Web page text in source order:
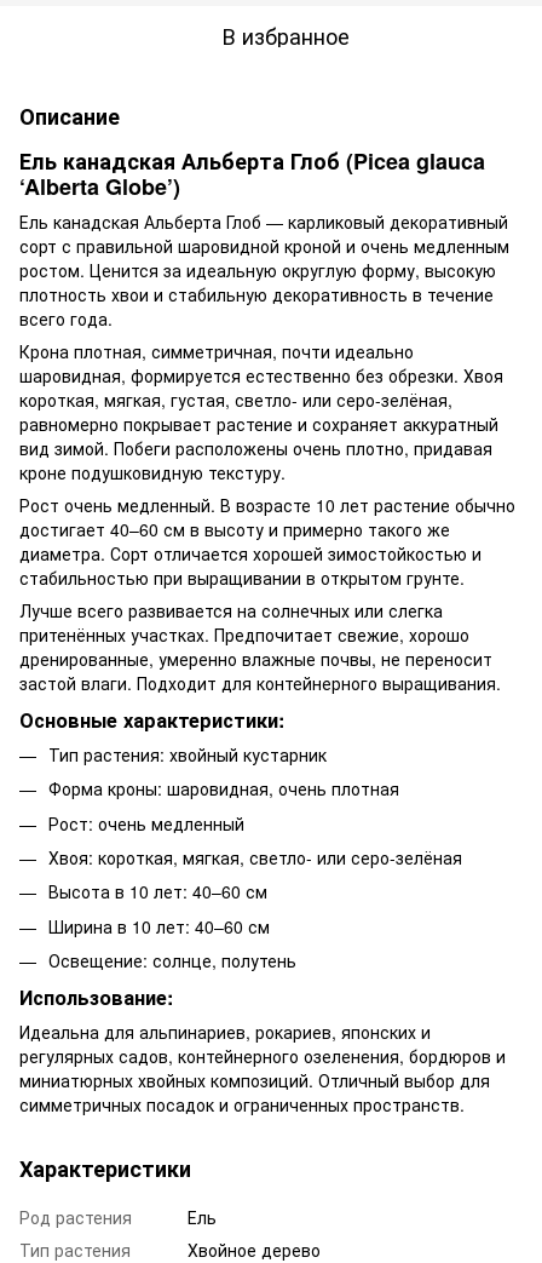
В избранное
Описание
Ель канадская Альберта Глоб (Picea glauca
‘Alberta Globe’)
Ель канадская Альберта Глоб — карликовый декоративный
сорт с правильной шаровидной кроной и очень медленным
ростом. Ценится за идеальную округлую форму, высокую
плотность хвои и стабильную декоративность в течение
всего года.
Крона плотная, симметричная, почти идеально
шаровидная, формируется естественно без обрезки. Хвоя
короткая, мягкая, густая, светло- или серо-зелёная,
равномерно покрывает растение и сохраняет аккуратный
вид зимой. Побеги расположены очень плотно, придавая
кроне подушковидную текстуру.
Рост очень медленный. В возрасте 10 лет растение обычно
достигает 40–60 см в высоту и примерно такого же
диаметра. Сорт отличается хорошей зимостойкостью и
стабильностью при выращивании в открытом грунте.
Лучше всего развивается на солнечных или слегка
притенённых участках. Предпочитает свежие, хорошо
дренированные, умеренно влажные почвы, не переносит
застой влаги. Подходит для контейнерного выращивания.
Основные характеристики:
Тип растения: хвойный кустарник
Форма кроны: шаровидная, очень плотная
Рост: очень медленный
Хвоя: короткая, мягкая, светло- или серо-зелёная
Высота в 10 лет: 40–60 см
Ширина в 10 лет: 40–60 см
Освещение: солнце, полутень
Использование:
Идеальна для альпинариев, рокариев, японских и
регулярных садов, контейнерного озеленения, бордюров и
миниатюрных хвойных композиций. Отличный выбор для
симметричных посадок и ограниченных пространств.
Характеристики
Род растения
Ель
Тип растения
Хвойное дерево